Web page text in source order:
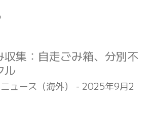
収集：自走ごみ箱、分別不
ル
ニュース（海外） - 2025年9月2